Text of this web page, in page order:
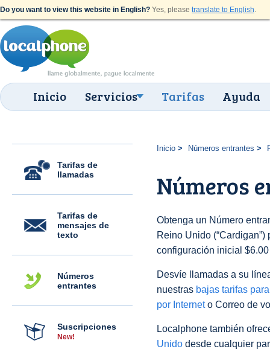
Do you want to view this website in English? Yes, please translate to English.
Inicio Servicios Tarifas Ayuda
Tarifas de
llamadas
Tarifas de
mensajes de
texto
Números
entrantes
Suscripciones
New!
Inicio Números entrantes
Números
Obtenga un Número
Reino Unido
configuración inicial
Desvíe llamadas a su
nuestras bajas tarifas
por Interneto Correo de
Localphone también
Unido desde cualquier